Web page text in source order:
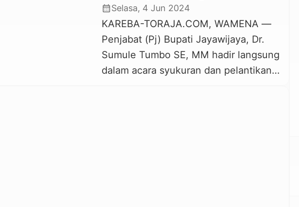
Papua Pegunungan Tetap Solid
calendar_monthSelasa, 4 Jun 2024
KAREBA-TORAJA.COM, WAMENA —
Penjabat (Pj) Bupati Jayawijaya, Dr.
Sumule Tumbo SE, MM hadir langsung
dalam acara syukuran dan pelantikan